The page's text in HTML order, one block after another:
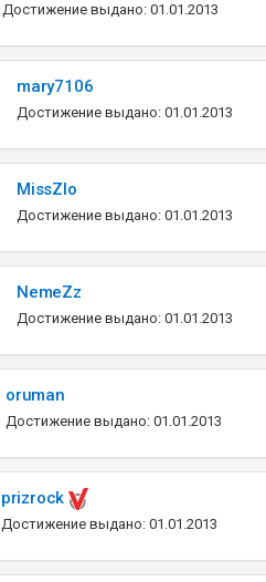
Достижение выдано: 01.01.2013
mary7106
Достижение выдано: 01.01.2013
MissZlo
Достижение выдано: 01.01.2013
NemeZz
Достижение выдано: 01.01.2013
oruman
Достижение выдано: 01.01.2013
prizrock
Достижение выдано: 01.01.2013